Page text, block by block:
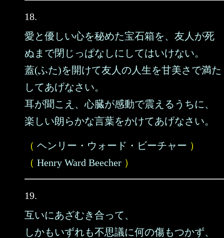
18.
愛と優しい心を秘めた宝石箱を、友人が死
ぬまで閉じっぱなしにしてはいけない。
蓋(ふた)を開けて友人の人生を甘美さで満た
してあげなさい。
耳が聞こえ、心臓が感動で震えるうちに、
楽しい朗らかな言葉をかけてあげなさい。
（ ヘンリー・ウォード・ビーチャー ）
（ Henry Ward Beecher ）
19.
互いにあざむき合って、
しかもいずれも不思議に何の傷もつかず、